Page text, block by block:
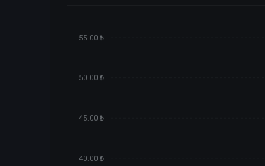
55.00 ₺
50.00 ₺
45.00 ₺
40.00 ₺